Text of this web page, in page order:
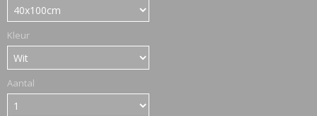
Kleur
Aantal